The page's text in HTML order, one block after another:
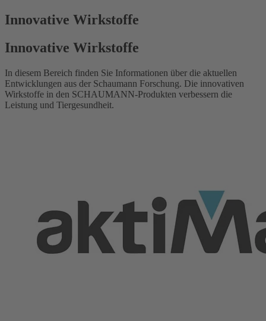
Innovative Wirkstoffe
Innovative Wirkstoffe
In diesem Bereich finden Sie Informationen über die aktuellen
Entwicklungen aus der Schaumann Forschung. Die innovativen
Wirkstoffe in den SCHAUMANN-Produkten verbessern die
Leistung und Tiergesundheit.